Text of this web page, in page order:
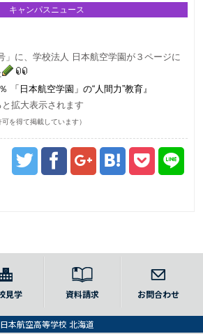
キャンパスニュース
」に、学校法人 日本航空学園が３ページに
「日本航空学園」の“人間力”教育』
拡大表示されます
を得て掲載しています）
見学 資料請求 お問合わせ
日本航空高等学校 北海道